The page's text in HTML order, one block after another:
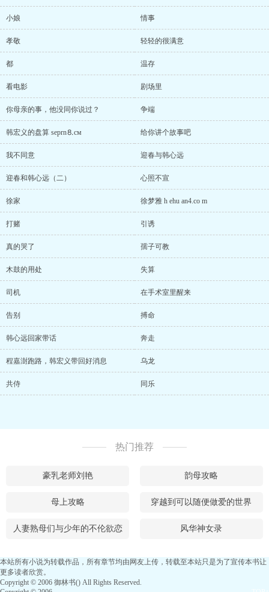
小娘 情事
孝敬 轻轻的很满意
都 温存
看电影 剧场里
你母亲的事，他没同你说过？ 争端
韩宏义的盘算 seprn⒏cм 给你讲个故事吧
我不同意 迎春与韩心远
迎春和韩心远（二） 心照不宣
徐家 徐梦雅 h ehu an4.co m
打赌 引诱
真的哭了 孺子可教
木鼓的用处 失算
司机 在手术室里醒来
告别 搏命
韩心远回家带话 奔走
程嘉澍跑路，韩宏义带回好消息 乌龙
共侍 同乐
热门推荐
豪乳老师刘艳 韵母攻略
母上攻略 穿越到可以随便做爱的世界
人妻熟母们与少年的不伦欲恋 风华神女录
本站所有小说为转载作品，所有章节均由网友上传，转载至本站只是为了宣传本书让
更多读者欣赏。
Copyright © 2006 御林书() All Rights Reserved.